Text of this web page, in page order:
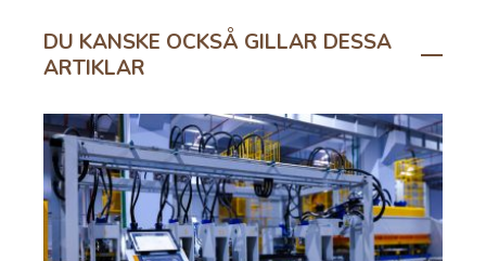
DU KANSKE OCKSÅ GILLAR DESSA
ARTIKLAR